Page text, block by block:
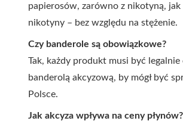
papierosów, zarówno z nikotyną, jak
nikotyny – bez względu na stężenie.
Czy banderole są obowiązkowe?
Tak, każdy produkt musi być legalnie
banderolą akcyzową, by mógł być
Polsce.
Jak akcyza wpływa na ceny płynów?